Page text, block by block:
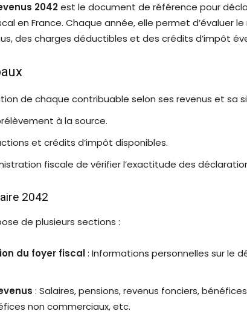
2042est le document de référence pour
en France. Chaque année, elle permet d’évaluer
des charges déductibles et des crédits d’impôt
de chaque contribuable selon ses revenus et sa
à la source.
et crédits d’impôt disponibles.
fiscale de vérifier l’exactitude des
2042
de plusieurs sections :
du foyer fiscal: Informations personnelles sur le
: Salaires, pensions, revenus fonciers,
non commerciaux, etc.